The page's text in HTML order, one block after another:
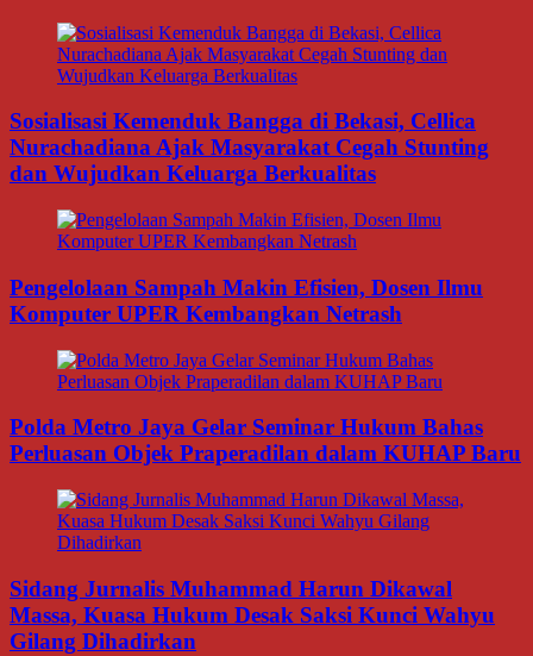
Sosialisasi Kemenduk Bangga di Bekasi, Cellica
Nurachadiana Ajak Masyarakat Cegah Stunting
dan Wujudkan Keluarga Berkualitas
Pengelolaan Sampah Makin Efisien, Dosen Ilmu
Komputer UPER Kembangkan Netrash
Polda Metro Jaya Gelar Seminar Hukum Bahas
Perluasan Objek Praperadilan dalam KUHAP Baru
Sidang Jurnalis Muhammad Harun Dikawal
Massa, Kuasa Hukum Desak Saksi Kunci Wahyu
Gilang Dihadirkan